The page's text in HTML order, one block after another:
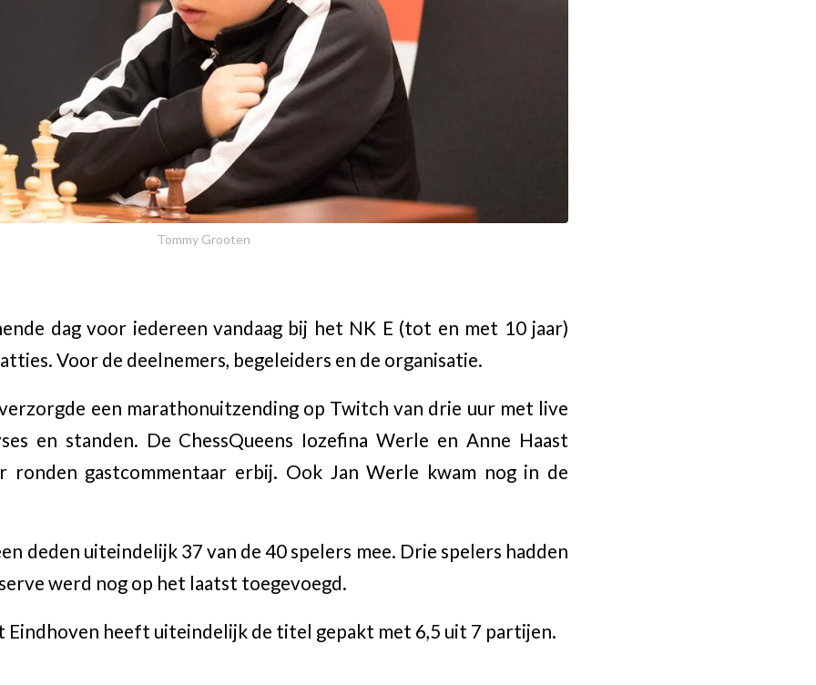
Tommy Grooten
dag voor iedereen vandaag bij het NK E (tot en met 10 jaar)
Voor de deelnemers, begeleiders en de organisatie.
een marathonuitzending op Twitch van drie uur met live
en standen. De ChessQueens Iozefina Werle en Anne Haast
ronden gastcommentaar erbij. Ook Jan Werle kwam nog in de
deden uiteindelijk 37 van de 40 spelers mee. Drie spelers hadden
werd nog op het laatst toegevoegd.
Eindhoven heeft uiteindelijk de titel gepakt met 6,5 uit 7 partijen.